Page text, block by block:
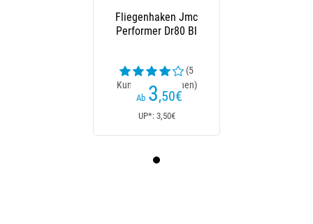
Fliegenhaken Jmc
Performer Dr80 Bl
(5
Kundenrezensionen)
Ab 3,50€
UP*: 3,50€